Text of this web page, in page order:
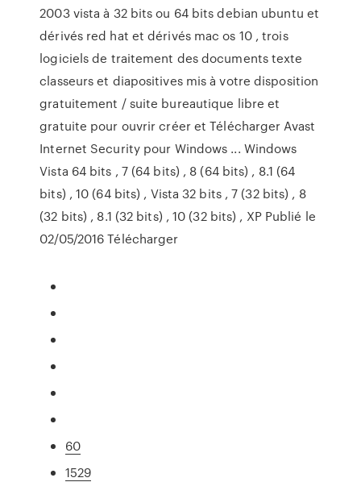
2003 vista à 32 bits ou 64 bits debian ubuntu et
dérivés red hat et dérivés mac os 10 , trois
logiciels de traitement des documents texte
classeurs et diapositives mis à votre disposition
gratuitement / suite bureautique libre et
gratuite pour ouvrir créer et Télécharger Avast
Internet Security pour Windows ... Windows
Vista 64 bits , 7 (64 bits) , 8 (64 bits) , 8.1 (64
bits) , 10 (64 bits) , Vista 32 bits , 7 (32 bits) , 8
(32 bits) , 8.1 (32 bits) , 10 (32 bits) , XP Publié le
02/05/2016 Télécharger
60
1529